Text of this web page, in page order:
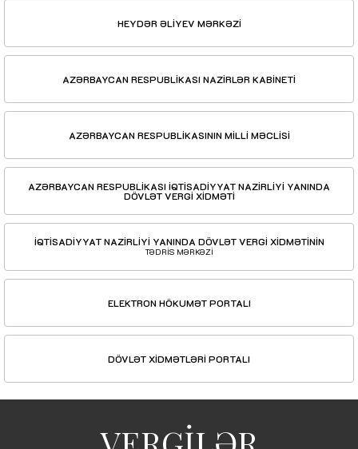
HEYDƏR ƏLİYEV MƏRKƏZİ
AZƏRBAYCAN RESPUBLİKASI NAZİRLƏR KABİNETİ
AZƏRBAYCAN RESPUBLİKASININ MİLLİ MƏCLİSİ
AZƏRBAYCAN RESPUBLİKASI İQTİSADİYYAT NAZİRLİYİ YANINDA
DÖVLƏT VERGİ XİDMƏTİ
İQTİSADİYYAT NAZİRLİYİ YANINDA DÖVLƏT VERGİ XİDMƏTİNİN
TƏDRİS MƏRKƏZİ
ELEKTRON HÖKUMƏT PORTALI
DÖVLƏT XİDMƏTLƏRİ PORTALI